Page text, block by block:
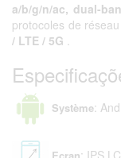
a/b/g/n/ac, dual-
protocoles de
/ LTE / 5G .
Système:
Ecran: IPS